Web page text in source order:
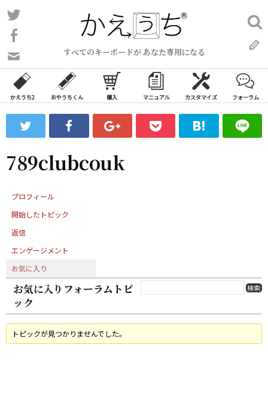
コ
ン
ン
ツ
ス
ッ
プ
すべてのキーボードが あなた専用になる
い
合
わ
フ
ォ
ム
検
索:
かえうち2 おやうちくん 購入 マニュアル カスタマイズ フォーラム
789clubcouk
プロフィール
開始したトピック
返信
エンゲージメント
お気に入り
お気に入りフォーラムトピ
ック
トピックが見つかりませんでした。